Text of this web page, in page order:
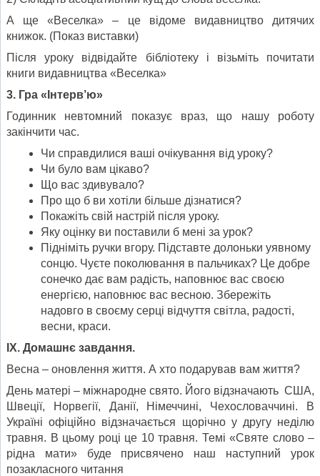
А ще «Веселка» – це відоме видавництво дитячих
книжок. (Показ виставки)
Після уроку відвідайте бібліотеку і візьміть почитати
книги видавництва «Веселка»
3. Гра «Інтерв’ю»
Годинник невтомний показує враз, що нашу роботу
закінчити час.
Чи справдилися ваші очікування від уроку?
Чи було вам цікаво?
Що вас здивувало?
Про що б ви хотіли більше дізнатися?
Покажіть свій настрій після уроку.
Яку оцінку ви поставили б мені за урок?
Підніміть ручки вгору. Підставте долоньки уявному
сонцю. Чуєте поколювання в пальчиках? Це добре
сонечко дає вам радість, наповнює вас своєю
енергією, наповнює вас весною. Збережіть
надовго в своєму серці відчуття світла, радості,
весни, краси.
ІХ. Домашнє завдання.
Весна – оновлення життя. А хто подарував вам життя?
День матері – міжнародне свято. Його відзначають США,
Швеції, Норвегії, Данії, Німеччині, Чехословаччині. В
Україні офіційно відзначається щорічно у другу неділю
травня. В цьому році це 10 травня. Темі «Святе слово –
рідна мати» буде присвячено наш наступний урок
позакласного читання